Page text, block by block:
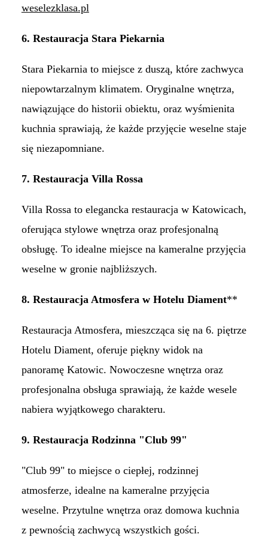
weselezklasa.pl
6. Restauracja Stara Piekarnia
Stara Piekarnia to miejsce z duszą, które zachwyca
niepowtarzalnym klimatem. Oryginalne wnętrza,
nawiązujące do historii obiektu, oraz wyśmienita
kuchnia sprawiają, że każde przyjęcie weselne staje
się niezapomniane.​
7. Restauracja Villa Rossa
Villa Rossa to elegancka restauracja w Katowicach,
oferująca stylowe wnętrza oraz profesjonalną
obsługę. To idealne miejsce na kameralne przyjęcia
weselne w gronie najbliższych.​
8. Restauracja Atmosfera w Hotelu Diament**
Restauracja Atmosfera, mieszcząca się na 6. piętrze
Hotelu Diament, oferuje piękny widok na
panoramę Katowic. Nowoczesne wnętrza oraz
profesjonalna obsługa sprawiają, że każde wesele
nabiera wyjątkowego charakteru.​
9. Restauracja Rodzinna "Club 99"
"Club 99" to miejsce o ciepłej, rodzinnej
atmosferze, idealne na kameralne przyjęcia
weselne. Przytulne wnętrza oraz domowa kuchnia
z pewnością zachwycą wszystkich gości.​